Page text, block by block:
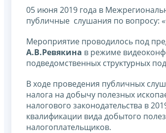
05 июня 2019 года в
публичные слушания по вопросу:
Мероприятие проводилось под
А.В.Ревякина в режиме
подведомственных структурных
В ходе проведения публичных
налога на добычу полезных
налогового законодательства в
квалификации вида добытого
налогоплательщиков.